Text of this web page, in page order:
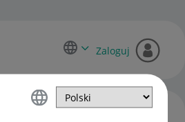
Zaloguj